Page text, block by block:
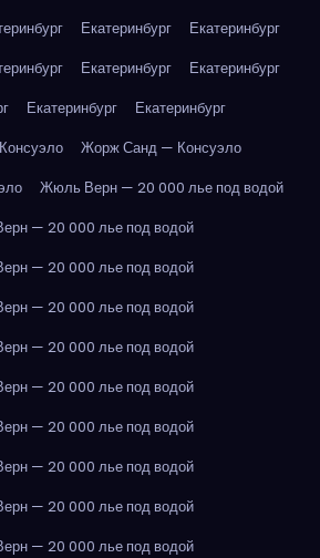
Екатеринбург
Екатеринбург
Екатеринбург
Екатеринбург
Екатеринбург
Екатеринбург
Жорж Санд — Консуэло
Жюль Верн — 20 000 лье под водой
— 20 000 лье под водой
— 20 000 лье под водой
— 20 000 лье под водой
— 20 000 лье под водой
— 20 000 лье под водой
— 20 000 лье под водой
— 20 000 лье под водой
— 20 000 лье под водой
— 20 000 лье под водой